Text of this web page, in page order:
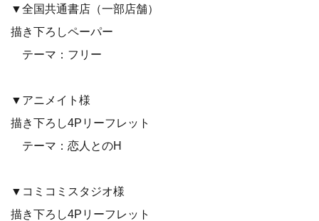
▼全国共通書店（一部店舗）
描き下ろしペーパー
テーマ：フリー
▼アニメイト様
描き下ろし4Pリーフレット
テーマ：恋人とのH
▼コミコミスタジオ様
描き下ろし4Pリーフレット